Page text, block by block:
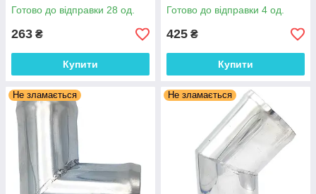
Готово до відправки 28 од.
263 ₴
Купити
Готово до відправки 4 од.
425 ₴
Купити
Не зламається Не зламається